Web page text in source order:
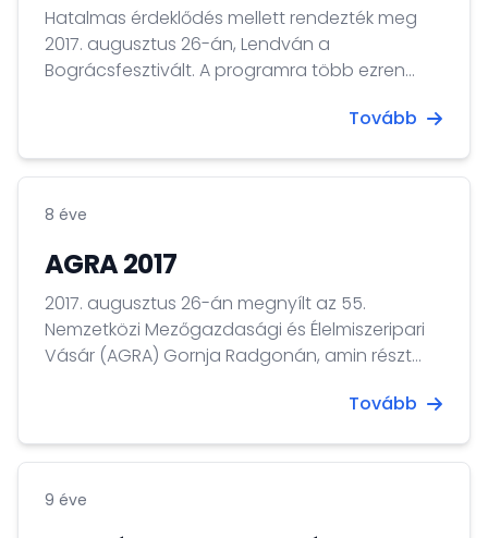
Hatalmas érdeklődés mellett rendezték meg
2017. augusztus 26-án, Lendván a
Bográcsfesztivált. A programra több ezren
eddiginél több, összesen 91 csapat vett részt,
érkezett.
Tovább
8 éve
AGRA 2017
2017. augusztus 26-án megnyílt az 55.
Nemzetközi Mezőgazdasági és Élelmiszeripari
Vásár (AGRA) Gornja Radgonán, amin részt
Tovább
9 éve